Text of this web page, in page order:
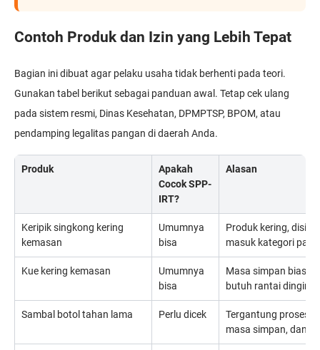
Contoh Produk dan Izin yang Lebih Tepat
Bagian ini dibuat agar pelaku usaha tidak berhenti pada teori.
Gunakan tabel berikut sebagai panduan awal. Tetap cek ulang
pada sistem resmi, Dinas Kesehatan, DPMPTSP, BPOM, atau
pendamping legalitas pangan di daerah Anda.
Produk
Apakah
Cocok SPP-
IRT?
Alasan
Keripik singkong kering
kemasan
Umumnya
bisa
Produk kering,
masuk kategori
Kue kering kemasan
Umumnya
bisa
Masa simpan
butuh rantai dingin.
Sambal botol tahan lama Perlu dicek
Tergantung proses,
masa simpan, dan